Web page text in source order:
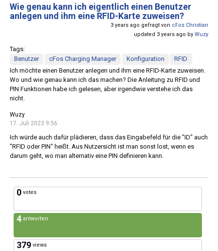
Wie genau kann ich eigentlich einen Benutzer
anlegen und ihm eine RFID-Karte zuweisen?
3 years ago gefragt von cFos Christian
updated 3 years ago by Wuzy
Tags:
Benutzer
cFos Charging Manager Konfiguration
RFID
Ich möchte einen Benutzer anlegen und ihm eine RFID-Karte zuweisen.
Wo und wie genau kann ich das machen? Die Anleitung zu RFID und
PIN Funktionen habe ich gelesen, aber irgendwie verstehe ich das
nicht.
Wuzy
17. Juli 2023 9:56
Ich würde auch dafür plädieren, dass das Eingabefeld für die "ID" auch
"RFID oder PIN" heißt. Aus Nutzersicht ist man sonst lost, wenn es
darum geht, wo man alternativ eine PIN definieren kann.
0 votes
4 antworten
379 views